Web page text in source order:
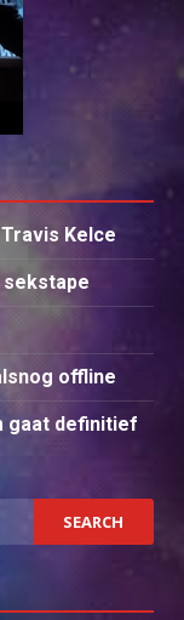
Kelce
sekstape
offline
gaat definitief